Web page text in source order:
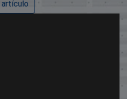
artículo